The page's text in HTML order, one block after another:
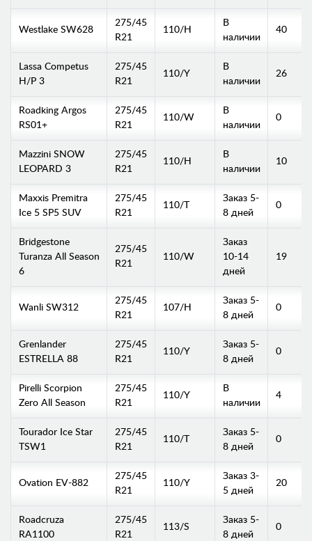
Westlake SW628
275/45
R21
110/H
В
наличии
40
Lassa Competus
H/P 3
275/45
R21
110/Y
В
наличии
26
Roadking Argos
RS01+
275/45
R21
110/W
В
наличии
0
Mazzini SNOW
LEOPARD 3
275/45
R21
110/H
В
наличии
10
Maxxis Premitra
Ice 5 SP5 SUV
275/45
R21
110/T
Заказ 5-
8 дней
0
Bridgestone
Turanza All Season
6
275/45
R21
110/W
Заказ
10-14
дней
19
Wanli SW312
275/45
R21
107/H
Заказ 5-
8 дней
0
Grenlander
ESTRELLA 88
275/45
R21
110/Y
Заказ 5-
8 дней
0
Pirelli Scorpion
Zero All Season
275/45
R21
110/Y
В
наличии
4
Tourador Ice Star
TSW1
275/45
R21
110/T
Заказ 5-
8 дней
0
Ovation EV-882
275/45
R21
110/Y
Заказ 3-
5 дней
20
Roadcruza
RA1100
275/45
R21
113/S
Заказ 5-
8 дней
0